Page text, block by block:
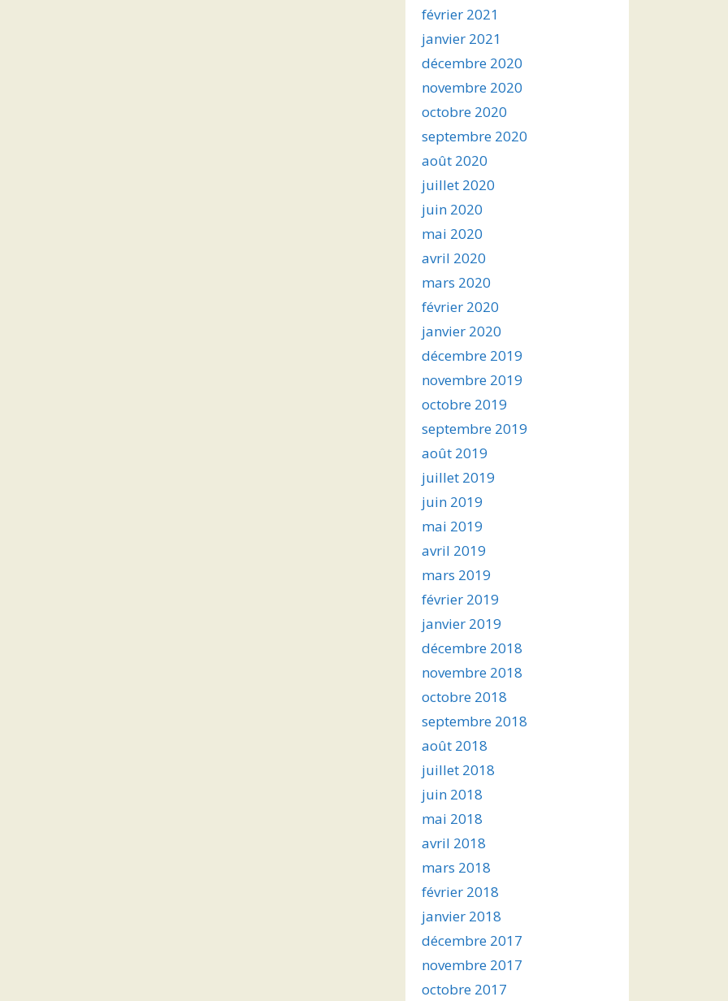
février 2021
janvier 2021
décembre 2020
novembre 2020
octobre 2020
septembre 2020
août 2020
juillet 2020
juin 2020
mai 2020
avril 2020
mars 2020
février 2020
janvier 2020
décembre 2019
novembre 2019
octobre 2019
septembre 2019
août 2019
juillet 2019
juin 2019
mai 2019
avril 2019
mars 2019
février 2019
janvier 2019
décembre 2018
novembre 2018
octobre 2018
septembre 2018
août 2018
juillet 2018
juin 2018
mai 2018
avril 2018
mars 2018
février 2018
janvier 2018
décembre 2017
novembre 2017
octobre 2017